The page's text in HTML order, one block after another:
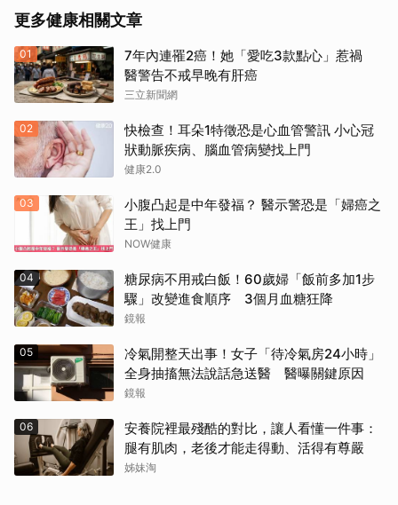
更多健康相關文章
01
7年內連罹2癌！她「愛吃3款點心」惹禍
醫警告不戒早晚有肝癌
三立新聞網
02
快檢查！耳朵1特徵恐是心血管警訊 小心冠
狀動脈疾病、腦血管病變找上門
健康2.0
03
小腹凸起是中年發福？ 醫示警恐是「婦癌之
王」找上門
NOW健康
04
糖尿病不用戒白飯！60歲婦「飯前多加1步
驟」改變進食順序 3個月血糖狂降
鏡報
05
冷氣開整天出事！女子「待冷氣房24小時」
全身抽搐無法說話急送醫 醫曝關鍵原因
鏡報
06
安養院裡最殘酷的對比，讓人看懂一件事：
腿有肌肉，老後才能走得動、活得有尊嚴
姊妹淘